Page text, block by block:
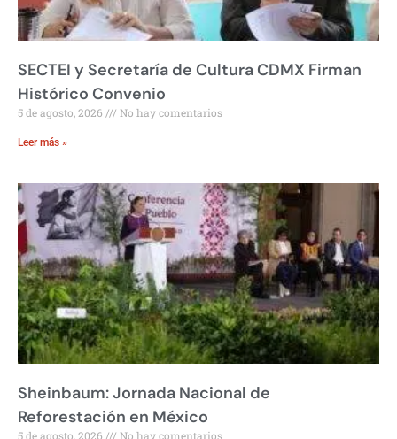
SECTEI y Secretaría de Cultura CDMX Firman
Histórico Convenio
5 de agosto, 2026 No hay comentarios
Leer más »
Sheinbaum: Jornada Nacional de
Reforestación en México
5 de agosto, 2026 No hay comentarios